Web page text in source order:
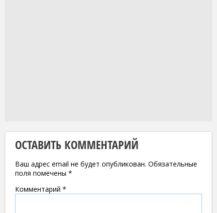
ОСТАВИТЬ КОММЕНТАРИЙ
Ваш адрес email не будет опубликован. Обязательные
поля помечены *
Комментарий *